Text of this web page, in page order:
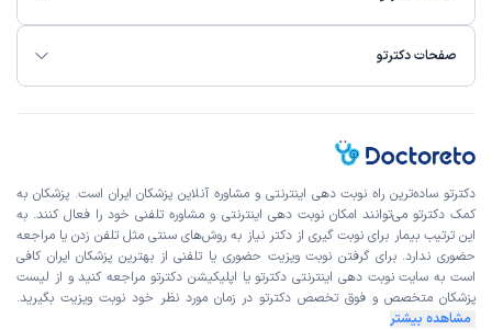
صفحات دکترتو
دکترتو ساده‌ترین راه نوبت‌ دهی اینترنتی و مشاوره آنلاین پزشکان ایران است. پزشکان به
کمک دکترتو می‌توانند امکان نوبت دهی اینترنتی و مشاوره تلفنی خود را فعال کنند. به
این ترتیب بیمار برای نوبت گیری از دکتر نیاز به روش‌های سنتی مثل تلفن زدن یا مراجعه
حضوری ندارد. برای گرفتن نوبت ویزیت حضوری یا تلفنی از بهترین پزشکان ایران کافی
است به سایت نوبت دهی اینترنتی دکترتو یا اپلیکیشن دکترتو مراجعه کنید و از لیست
پزشکان متخصص و فوق تخصص دکترتو در زمان مورد نظر خود نوبت ویزیت بگیرید.
مشاهده بیشتر